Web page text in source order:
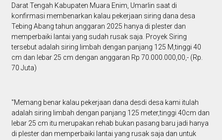
Darat Tengah Kabupaten Muara Enim, Umarlin saat di
konfirmasi membenarkan kalau pekerjaan siring dana desa
Tebing Abang tahun anggaran 2025 hanya di plester dan
memperbaiki lantai yang sudah rusak saja. Proyek Siring
tersebut adalah siring limbah dengan panjang 125 M,tinggi 40
cm dan lebar 25 cm dengan anggaran Rp 70.000.000,00,- (Rp.
70 Juta)
"Memang benar kalau pekerjaan dana desdi desa kami itulah
adalah siring limbah dengan panjang 125 meter,tinggi 40cm dan
lebar 25 cm itu merupakan rehab bukan pasang baru jadi hanya
di plester dan memperbaiki lantai yang rusak saja dan untuk